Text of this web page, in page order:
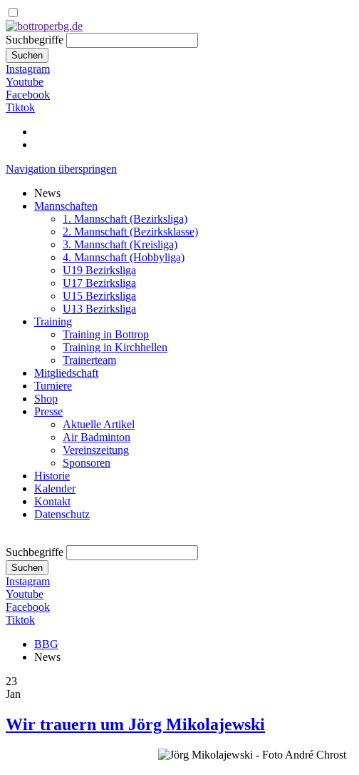
Suchbegriffe
Suchen
Instagram
Youtube
Facebook
Tiktok
Navigation überspringen
News
Mannschaften
1. Mannschaft (Bezirksliga)
2. Mannschaft (Bezirksklasse)
3. Mannschaft (Kreisliga)
4. Mannschaft (Hobbyliga)
U19 Bezirksliga
U17 Bezirksliga
U15 Bezirksliga
U13 Bezirksliga
Training
Training in Bottrop
Training in Kirchhellen
Trainerteam
Mitgliedschaft
Turniere
Shop
Presse
Aktuelle Artikel
Air Badminton
Vereinszeitung
Sponsoren
Historie
Kalender
Kontakt
Datenschutz
Suchbegriffe
Suchen
Instagram
Youtube
Facebook
Tiktok
BBG
News
23
Jan
Wir trauern um Jörg Mikolajewski